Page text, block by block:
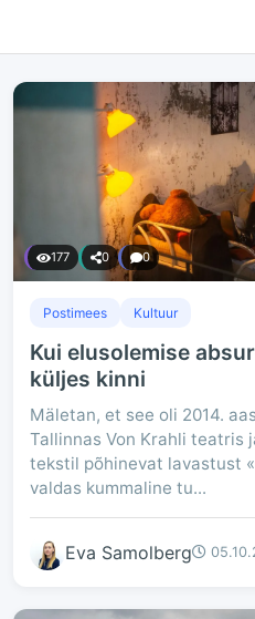
177 0 0
Postimees Kultuur
Kui elusolemise
küljes kinni
Mäletan, et see oli 2014.
Tallinnas Von Krahli teatris
tekstil põhinevat lavastust
valdas kummaline tu...
Eva Samolberg